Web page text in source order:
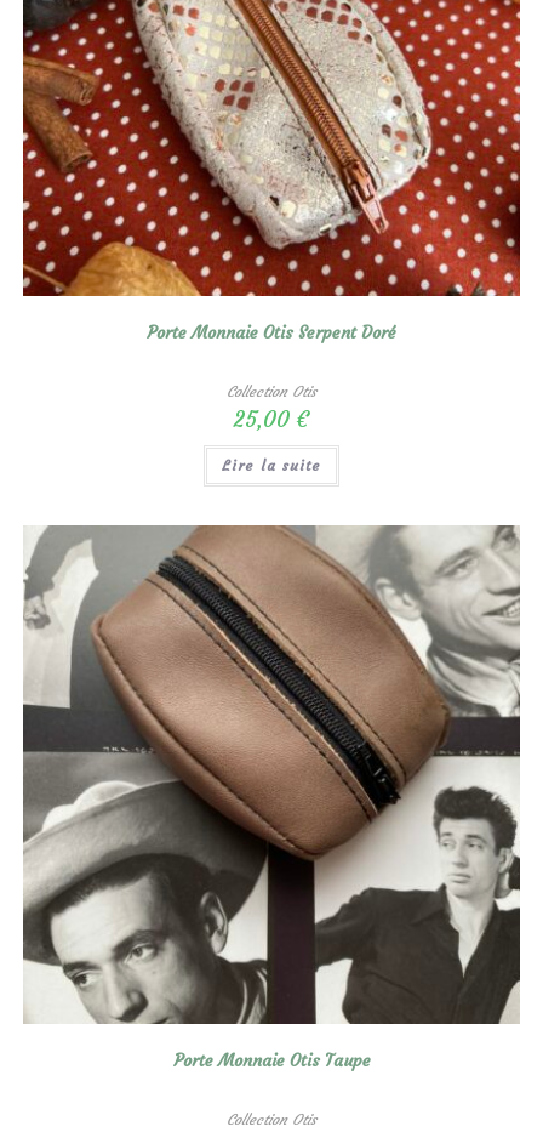
Porte Monnaie Otis Serpent Doré
Collection Otis
25,00 €
Lire la suite
Porte Monnaie Otis Taupe
Collection Otis